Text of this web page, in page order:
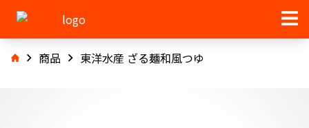
商品 東洋水産 ざる麺和風つゆ